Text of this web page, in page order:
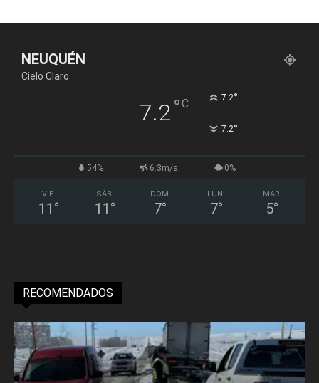
NEUQUÉN
Cielo Claro
7.2°C 7.2°
7.2°
54% 6.3m/s 0%
VIE
11 °
SÁB
11 °
DOM
7°
LUN
7°
MAR
5°
RECOMENDADOS